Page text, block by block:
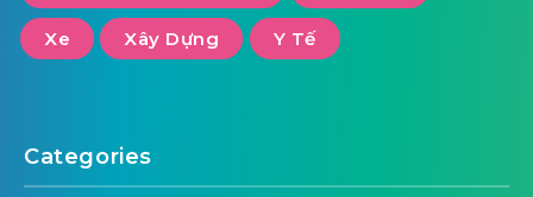
Xe Xây Dựng Y Tế
Categories